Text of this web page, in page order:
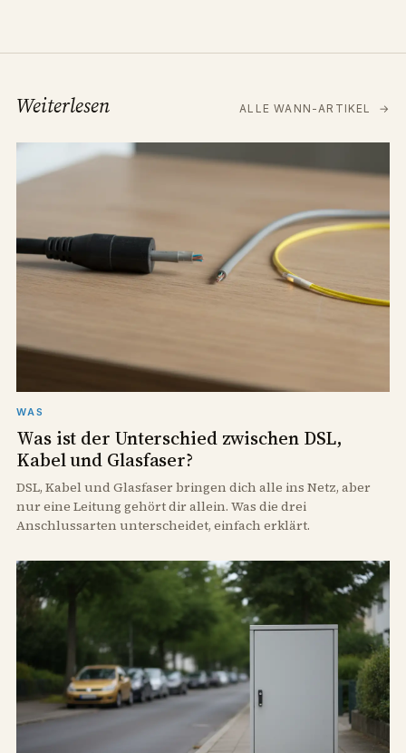
Weiterlesen ALLE WANN-ARTIKEL →
WAS
Was ist der Unterschied zwischen DSL,
Kabel und Glasfaser?
DSL, Kabel und Glasfaser bringen dich alle ins Netz, aber
nur eine Leitung gehört dir allein. Was die drei
Anschlussarten unterscheidet, einfach erklärt.